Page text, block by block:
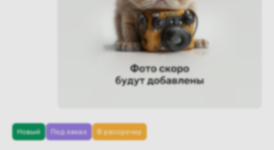
Новый Под заказ В рассрочку